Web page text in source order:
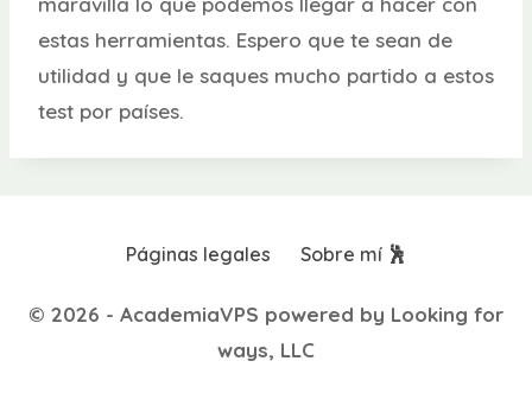
estas herramientas. Espero que te sean de
utilidad y que le saques mucho partido a estos
test por países.
Páginas legales Sobre mí 🕺
© 2026 - AcademiaVPS powered by Looking for
ways, LLC